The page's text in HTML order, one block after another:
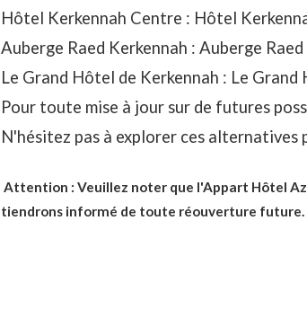
Hôtel Kerkennah Centre : Hôtel
Auberge Raed Kerkennah : Auberge
Le Grand Hôtel de Kerkennah : Le Grand
Pour toute mise à jour sur de futures
N'hésitez pas à explorer ces alternatives
Attention : Veuillez noter que l'Appart Hôtel
tiendrons informé de toute réouverture future.